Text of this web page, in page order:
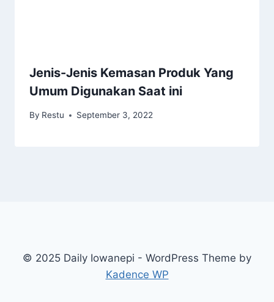
Jenis-Jenis Kemasan Produk Yang
Umum Digunakan Saat ini
By Restu September 3, 2022
© 2025 Daily Iowanepi - WordPress Theme by
Kadence WP